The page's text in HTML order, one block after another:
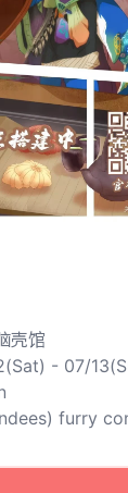
壳馆
- 07/
furry